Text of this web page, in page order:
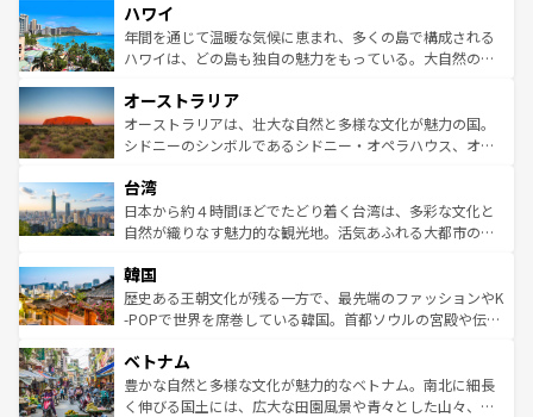
ば市内交通費無料で観光を楽しむこともできる。 なお、新
着のスイス情報はコンテンツ一覧 を参照してほしい。
のような巨大都市は、観光、ショッピング、エンターテイ
ンメントが詰まった刺激的なスポットだ。一方、アメリカ
西部には大自然が広がり、グランドキャニオンやイエロー
部のニューオーリンズでは、音楽と美食が融合した独特の
文化が魅力。旅行者はアメリカの各地域で異なる魅力を楽
しみながら、その多様性と豊かな歴史を感じることができ
ならではの贅沢な旅のスタイルだ。 なお、新着のアメリカ
情報はコンテンツ一覧を参照してほしい。
ハワイ
年間を通じて温暖な気候に恵まれ、多くの島で構成される
ハワイは、どの島も独自の魅力をもっている。大自然の神
ワイ島は見逃せない。また、定番の観光地といえばオアフ
島だが、静かな自然を求めるならマウイ島やカウアイ島が
おすすめ。エメラルドグリーンに輝く海をはじめ、豊かな
れるおもてなしの心で訪れる人々を迎えてくれるハワイの
人々、おいしいローカルフードやハワイアンミュージッ
ク、伝統的なフラダンスなど、すべてがハワイの魅力を彩
ワイを、存分に味わってほしい。 なお、新着のハワイ情報
はコンテンツ一覧を参照してほしい。
オーストラリア
オーストラリアは、壮大な自然と多様な文化が魅力の国。
シドニーのシンボルであるシドニー・オペラハウス、オー
リアリーフや大陸中央部にそびえるウルル（エアーズロッ
ク）、タスマニアの美しい原生林やケアンズの熱帯雨林な
ど、見どころがたくさん。また、カフェやワイン、オージ
いる。アクティビティも充実しており、サーフィンやダイ
ビング、ハイキングなど、アウトドア好きにはたまらな
い。オーストラリアの多彩な魅力を存分に味わいつくそ
参照してほしい。
台湾
日本から約４時間ほどでたどり着く台湾は、多彩な文化と
自然が織りなす魅力的な観光地。活気あふれる大都市の台
ン）、静ひつな山岳地帯である台湾東部など、都市の喧騒
と山間の静けさが共存しており、訪れる人に新しい発見と
驚きをもたらしてくれる。また、奥深い台湾の食文化も魅
容にもいいと評判のスイーツなど、バラエティ豊かな料理
が味わえる。 なお、新着の台湾情報は コンテンツ一覧を参
照してほしい。
韓国
歴史ある王朝文化が残る一方で、最先端のファッションやK
-POPで世界を席巻している韓国。首都ソウルの宮殿や伝統
き、地方に足を延ばせば四季折々の自然美を楽しむことが
できる。そして、キムチや焼肉、絶品のストリートフード
まで、さまざまな韓国料理が待っている。夜には、韓国な
ベトナム
豊かな自然と多様な文化が魅力的なベトナム。南北に細長
く伸びる国土には、広大な田園風景や青々とした山々、世